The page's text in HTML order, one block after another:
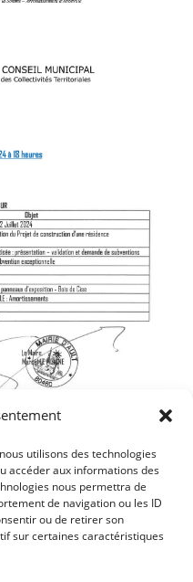
utilisons des technologies
accéder aux informations des
nous permettra de
de navigation ou les ID
ou de retirer son
sur certaines caractéristiques
PAR
PICARDE LE 05